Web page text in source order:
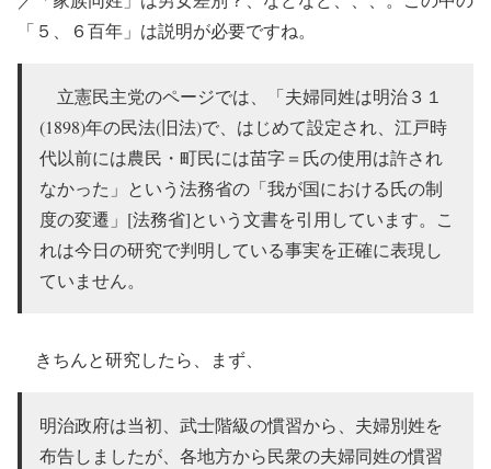
「５、６百年」は説明が必要ですね。
立憲民主党のページでは、「夫婦同姓は明治３１
(1898)年の民法(旧法)で、はじめて設定され、江戸時
代以前には農民・町民には苗字＝氏の使用は許され
なかった」という法務省の「我が国における氏の制
度の変遷」[法務省]という文書を引用しています。こ
れは今日の研究で判明している事実を正確に表現し
ていません。
きちんと研究したら、まず、
明治政府は当初、武士階級の慣習から、夫婦別姓を
布告しましたが、各地方から民衆の夫婦同姓の慣習